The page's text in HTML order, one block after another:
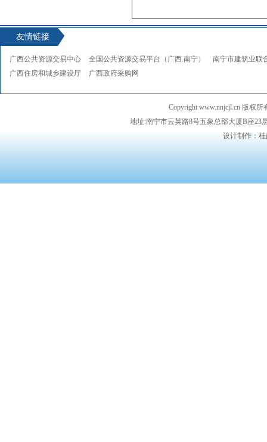
友情链接
广西公共资源交易中心 全国公共资源交易平台（广西.南宁）
南宁市建筑业联
广西住房和城乡建设厅
广西政府采购网
Copyright www.nnjcjl.cn 版权
地址:南宁市云英路8号五象总部大厦B座23
设计制作：